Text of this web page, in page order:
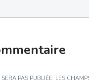
PAS PUBLIÉE. LES